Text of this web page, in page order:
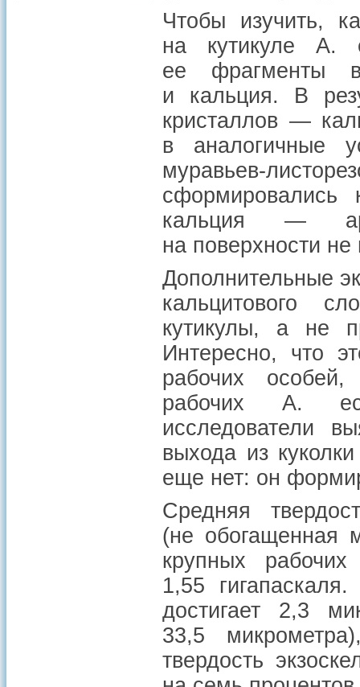
Чтобы изучить,
на кутикуле A.
ее фрагменты
и кальция. В
кристаллов —
в аналогичные
муравьев-
сформировались
кальция —
на поверхности не
Дополнительные
кальцитового
кутикулы, а не
Интересно, что
рабочих
рабочих A.
исследователи
выхода из
еще нет: он
Средняя
(не обогащенная
крупных
1,55
достигает 2,3
33,5
твердость